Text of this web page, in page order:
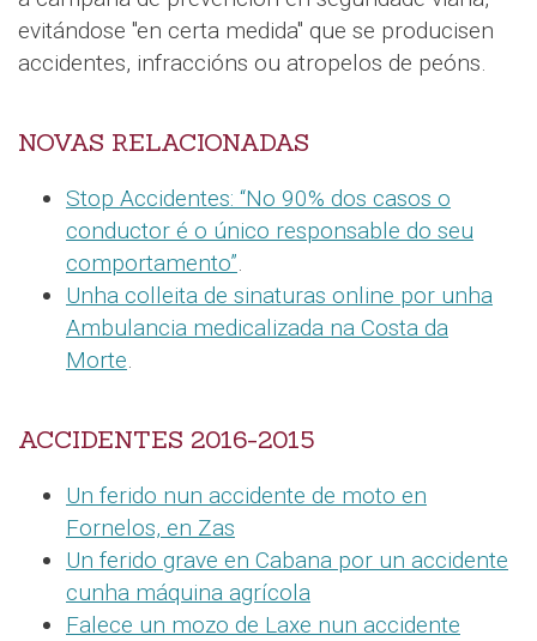
evitándose "en certa medida" que se producisen
accidentes, infraccións ou atropelos de peóns.
NOVAS RELACIONADAS
Stop Accidentes: “No 90% dos casos o
conductor é o único responsable do seu
comportamento”.
Unha colleita de sinaturas online por unha
Ambulancia medicalizada na Costa da
Morte.
ACCIDENTES 2016-2015
Un ferido nun accidente de moto en
Fornelos, en Zas
Un ferido grave en Cabana por un accidente
cunha máquina agrícola
Falece un mozo de Laxe nun accidente